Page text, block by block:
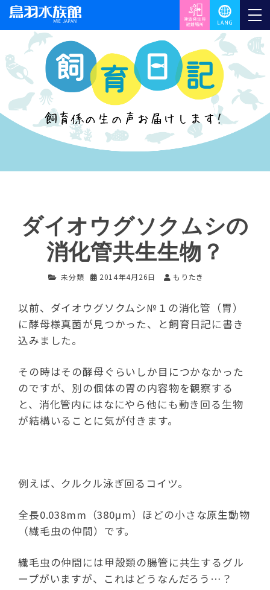
ダイオウグソクムシの
消化管共生生物？
未分類 2014年4月26日 もりたき
以前、ダイオウグソクムシ№１の消化管（胃）
に酵母様真菌が見つかった、と飼育日記に書き
込みました。
その時はその酵母ぐらいしか目につかなかった
のですが、別の個体の胃の内容物を観察する
と、消化管内にはなにやら他にも動き回る生物
が結構いることに気が付きます。
例えば、クルクル泳ぎ回るコイツ。
全長0.038mm（380μm）ほどの小さな原生動物
（繊毛虫の仲間）です。
繊毛虫の仲間には甲殻類の腸管に共生するグル
ープがいますが、これはどうなんだろう…？